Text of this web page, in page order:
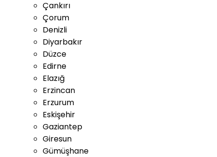
Çankırı
Çorum
Denizli
Diyarbakır
Düzce
Edirne
Elazığ
Erzincan
Erzurum
Eskişehir
Gaziantep
Giresun
Gümüşhane